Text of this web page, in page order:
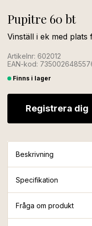
Pupitre 60 bt
Vinställ i ek med
Artikelnr: 602012
EAN-kod:
Finns i lager
Registrera dig
Beskrivning
Specifikation
Fråga om produkt